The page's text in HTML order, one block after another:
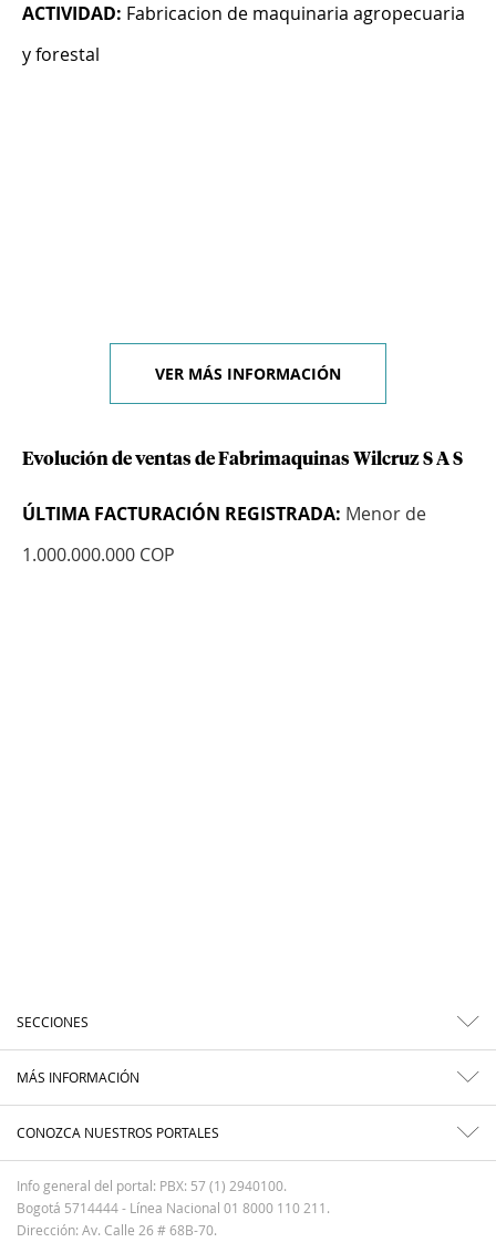
ACTIVIDAD: Fabricacion de maquinaria agropecuaria
y forestal
VER MÁS INFORMACIÓN
Evolución de ventas de Fabrimaquinas Wilcruz S A S
ÚLTIMA FACTURACIÓN REGISTRADA: Menor de
1.000.000.000 COP
SECCIONES
MÁS INFORMACIÓN
CONOZCA NUESTROS PORTALES
Info general del portal: PBX: 57 (1) 2940100.
Bogotá 5714444 - Línea Nacional 01 8000 110 211.
Dirección: Av. Calle 26 # 68B-70.